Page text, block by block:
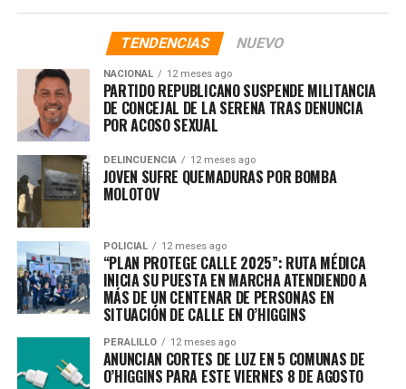
TENDENCIAS NUEVO
NACIONAL 12 meses ago
PARTIDO REPUBLICANO SUSPENDE MILITANCIA
DE CONCEJAL DE LA SERENA TRAS DENUNCIA
POR ACOSO SEXUAL
DELINCUENCIA 12 meses ago
JOVEN SUFRE QUEMADURAS POR BOMBA
MOLOTOV
POLICIAL 12 meses ago
“PLAN PROTEGE CALLE 2025”: RUTA MÉDICA
INICIA SU PUESTA EN MARCHA ATENDIENDO A
MÁS DE UN CENTENAR DE PERSONAS EN
SITUACIÓN DE CALLE EN O’HIGGINS
PERALILLO 12 meses ago
ANUNCIAN CORTES DE LUZ EN 5 COMUNAS DE
O’HIGGINS PARA ESTE VIERNES 8 DE AGOSTO